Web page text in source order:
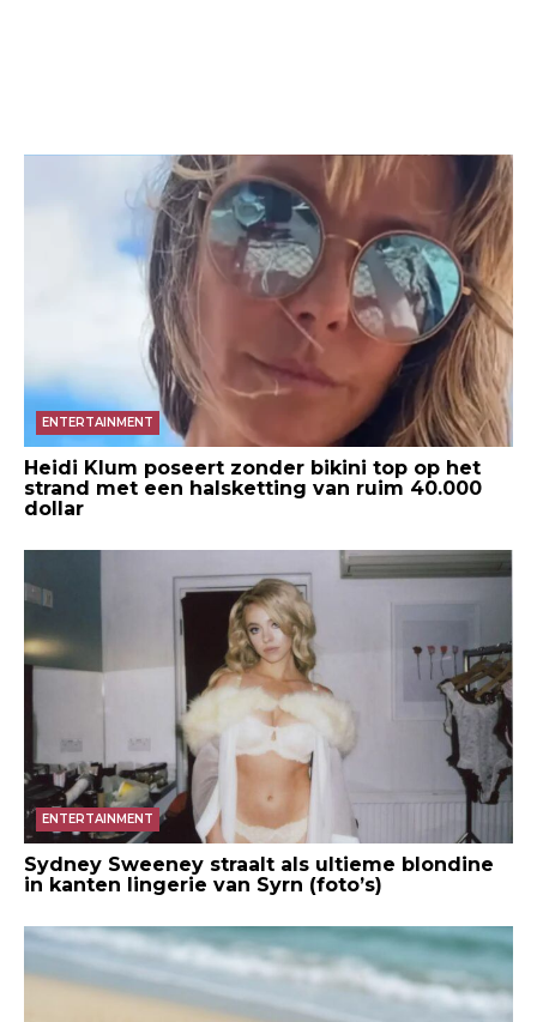
ENTERTAINMENT
Heidi Klum poseert zonder bikini top op het
strand met een halsketting van ruim 40.000
dollar
ENTERTAINMENT
Sydney Sweeney straalt als ultieme blondine
in kanten lingerie van Syrn (foto’s)